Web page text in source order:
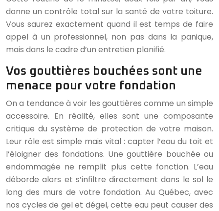
donne un contrôle total sur la santé de votre toiture.
Vous saurez exactement quand il est temps de faire
appel à un professionnel, non pas dans la panique,
mais dans le cadre d’un entretien planifié.
Vos gouttières bouchées sont une
menace pour votre fondation
On a tendance à voir les gouttières comme un simple
accessoire. En réalité, elles sont une composante
critique du système de protection de votre maison.
Leur rôle est simple mais vital : capter l’eau du toit et
l’éloigner des fondations. Une gouttière bouchée ou
endommagée ne remplit plus cette fonction. L’eau
déborde alors et s’infiltre directement dans le sol le
long des murs de votre fondation. Au Québec, avec
nos cycles de gel et dégel, cette eau peut causer des